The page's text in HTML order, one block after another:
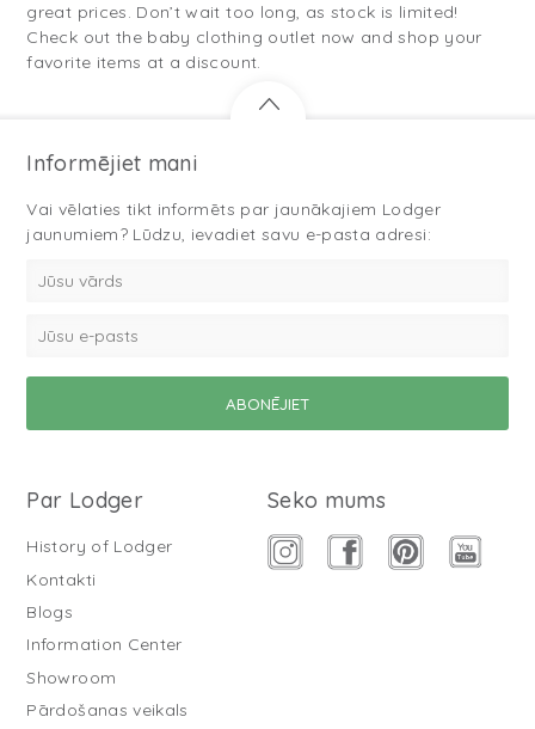
great prices. Don’t wait too long, as stock is limited!
Check out the baby clothing outlet now and shop your
favorite items at a discount.
Informējiet mani
Vai vēlaties tikt informēts par jaunākajiem Lodger
jaunumiem? Lūdzu, ievadiet savu e-pasta adresi:
Par Lodger
History of Lodger
Kontakti
Blogs
Information Center
Showroom
Pārdošanas veikals
Seko mums